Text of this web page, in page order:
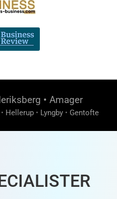
• Amager
• Hellerup • Lyngby • Gentofte